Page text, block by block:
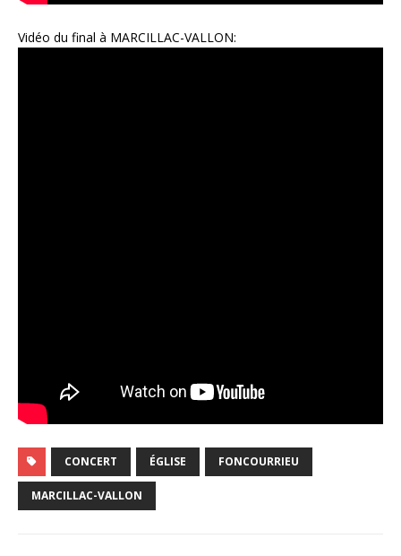
Vidéo du final à MARCILLAC-VALLON:
CONCERT ÉGLISE FONCOURRIEU
MARCILLAC-VALLON